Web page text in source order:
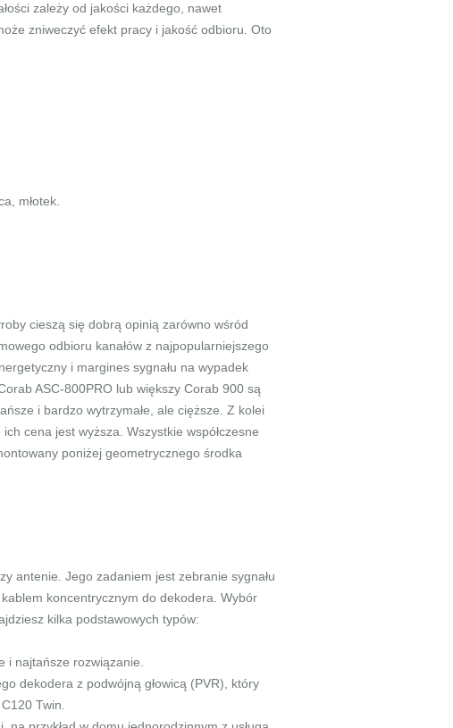
zależy od jakości każdego, nawet
zniweczyć efekt pracy i jakość odbioru. Oto
młotek.
cieszą się dobrą opinią zarówno wśród
odbioru kanałów z najpopularniejszego
i margines sygnału na wypadek
ASC-800PRO lub większy Corab 900 są
i bardzo wytrzymałe, ale cięższe. Z kolei
ich cena jest wyższa. Wszystkie współczesne
poniżej geometrycznego środka
antenie. Jego zadaniem jest zebranie sygnału
koncentrycznym do dekodera. Wybór
kilka podstawowych typów:
i najtańsze rozwiązanie.
dekodera z podwójną głowicą (PVR), który
Twin.